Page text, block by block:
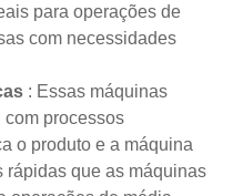
para operações de
com necessidades
: Essas máquinas
processos
o produto e a máquina
rápidas que as máquinas